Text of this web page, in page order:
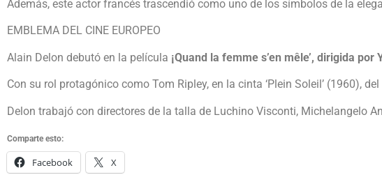
Además, este actor francés trascendió como uno de los símbolos de la
EMBLEMA DEL CINE EUROPEO
Alain Delon debutó en la película ¡Quand la femme s’en mêle’, dirigida
Con su rol protagónico como Tom Ripley, en la cinta ‘Plein Soleil’ (1960),
Delon trabajó con directores de la talla de Luchino Visconti, Michelangelo
Comparte esto:
Facebook X